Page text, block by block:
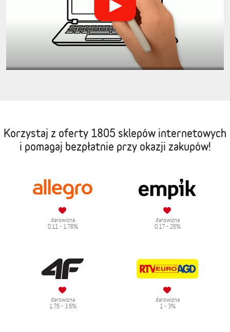
Korzystaj z oferty 1805 sklepów internetowych
i pomagaj bezpłatnie przy okazji zakupów!
darowizna
0.11 - 1.78%
darowizna
0.17 - 25%
darowizna
1.75 - 3.5%
darowizna
1 - 3%